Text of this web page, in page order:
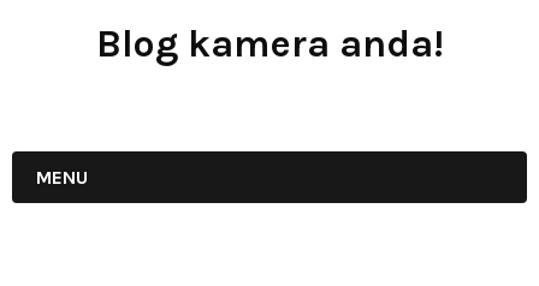
Blog kamera anda!
MENU